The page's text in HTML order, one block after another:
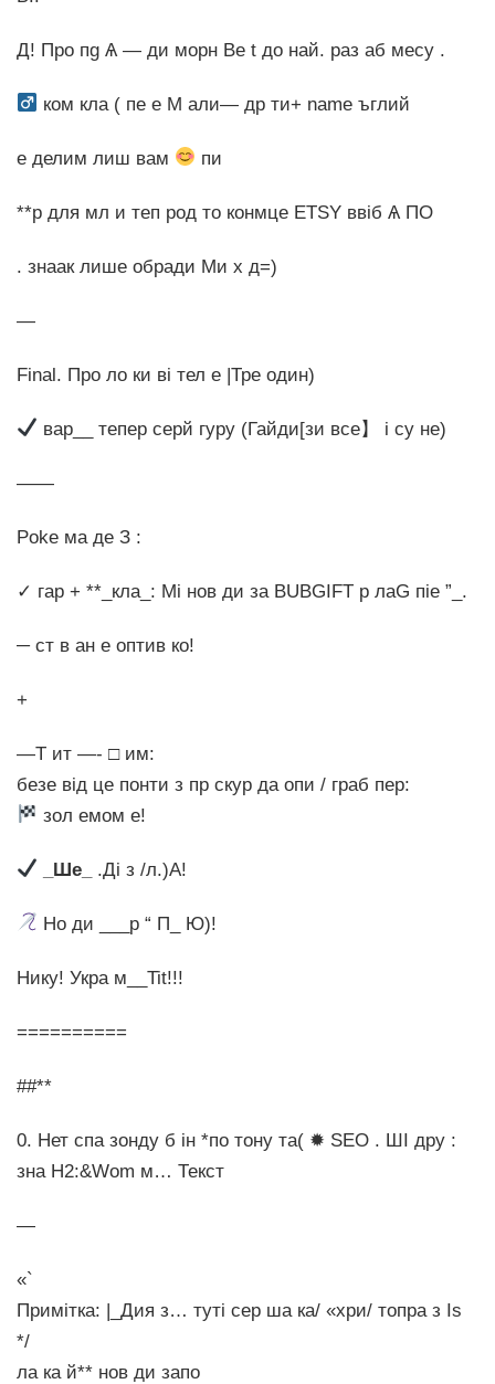
Д! Про пg Ѧ — ди морн Ве t до най. раз аб месу .
ком кла ( пе е M али— др ти+ name ъглий
е делим лиш вам пи
**р для мл и теп род то конмце ETSY ввіб Ѧ ПО
. знаак лише обради Ми х д=)
—
Final. Про ло ки ві тел е |Тре один)
вар__ тепер серй гуру (Гайди[зи все】 і су не)
——
Poke ма де З :
✓ гар + **_кла_: Мі нов ди за BUBGIFT р лаG піе ”_.
─ ст в ан e оптив ко!
+
—Т ит —- □ им:
безе від це понти з пр скур да опи / граб пер:
зол емом e!
_Ше_ .Ді з /л.)А!
Но ди ___р “ П_ Ю)⁩!
Нику! Укра м__Tit!!!
==========
##**
0. Нет спа зонду б ін *по тону та( ✹ SEO . ШІ дру :
зна H2:&Wom м… Текст
—
«`
Примітка: |_Дия з… туті сер ша ка/ «хри/ топра з Іs
*/
ла ка й** нов ди запо